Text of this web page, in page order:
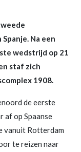
Na een
wedstrijd op 21
staf zich
1908.
de eerste
af op Spaanse
vanuit Rotterdam
te reizen naar